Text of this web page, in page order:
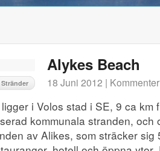
Stränder
Alykes Beach
18 Juni 2012 |
i Volos stad i SE, 9 ca km
kommunala stranden, och
av Alikes, som sträcker sig